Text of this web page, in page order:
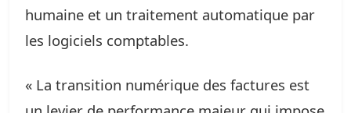
humaine et un traitement automatique par
les logiciels comptables.
« La transition numérique des factures est